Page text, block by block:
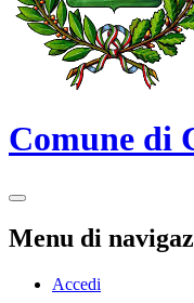
Comune di
Menu di
Accedi